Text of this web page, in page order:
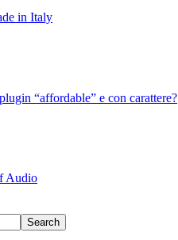
in Italy
“affordable” e con carattere?